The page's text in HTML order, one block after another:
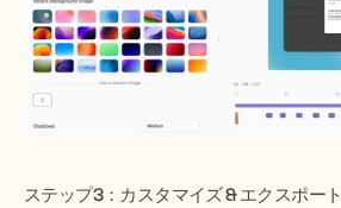
​ステップ3：カスタマイズ & エクスポート